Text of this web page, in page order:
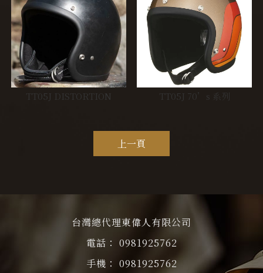
TT05J DISTORTION TT05J 70’s 系列
上一頁
台灣總代理東偉人有限公司
0981925762
0981925762